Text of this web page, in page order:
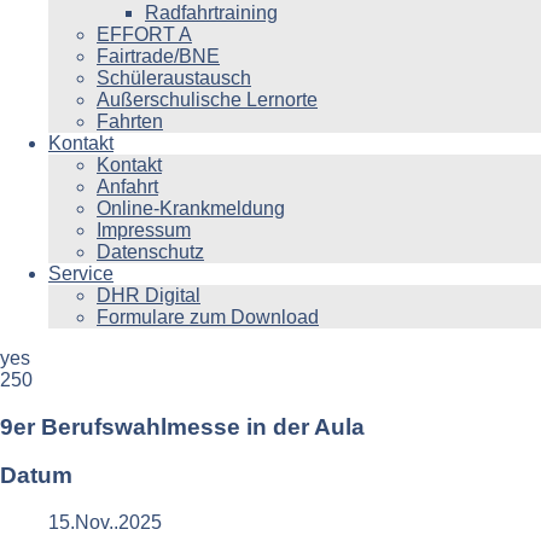
Radfahrtraining
EFFORT A
Fairtrade/BNE
Schüleraustausch
Außerschulische Lernorte
Fahrten
Kontakt
Kontakt
Anfahrt
Online-Krankmeldung
Impressum
Datenschutz
Service
DHR Digital
Formulare zum Download
yes
250
9er Berufswahlmesse in der Aula
Datum
15.Nov..2025